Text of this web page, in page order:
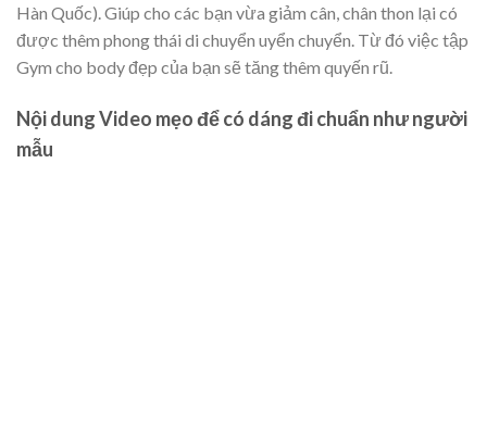
Hàn Quốc). Giúp cho các bạn vừa giảm cân, chân thon lại có
được thêm phong thái di chuyển uyển chuyển. Từ đó việc tập
Gym cho body đẹp của bạn sẽ tăng thêm quyến rũ.
Nội dung Video mẹo để có dáng đi chuẩn như người
mẫu